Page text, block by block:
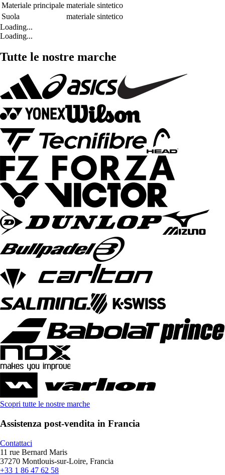
Materiale principale materiale sintetico
Suola
materiale sintetico
Loading...
Loading...
Tutte le nostre marche
Scopri tutte le nostre marche
Assistenza post-vendita in Francia
Contattaci
11 rue Bernard Maris
37270 Montlouis-sur-Loire, Francia
+33 1 86 47 62 58